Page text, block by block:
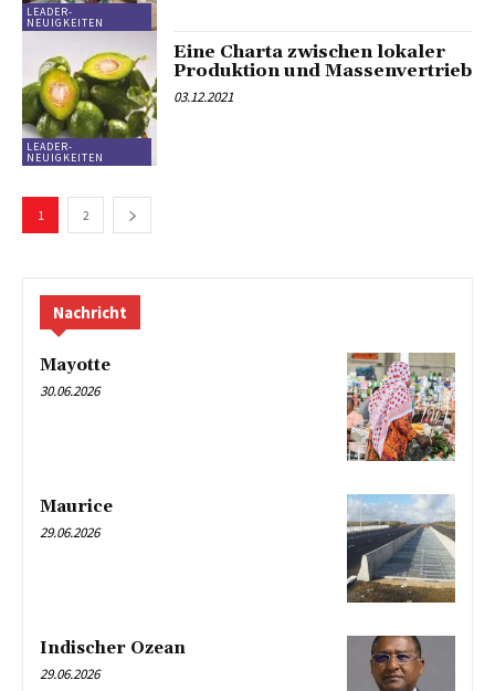
LEADER-
NEUIGKEITEN
LEADER-
NEUIGKEITEN
Eine Charta zwischen lokaler
Produktion und Massenvertrieb
03.12.2021
1 2
Nachricht
Mayotte
30.06.2026
Maurice
29.06.2026
Indischer Ozean
29.06.2026